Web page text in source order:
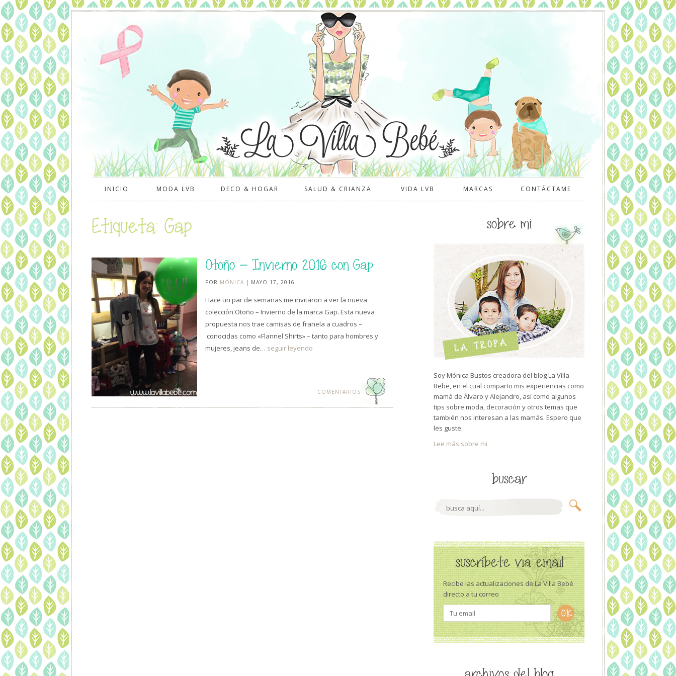
INICIO MODA LVB DECO & HOGAR SALUD & CRIANZA VIDA LVB MARCAS CONTÁCTAME
Etiqueta: Gap
Otoño – Invierno 2016 con Gap
POR MÓNICA | MAYO 17, 2016
Hace un par de semanas me invitaron a ver la nueva
colección Otoño – Invierno de la marca Gap. Esta nueva
propuesta nos trae camisas de franela a cuadros –
conocidas como «Flannel Shirts» – tanto para hombres y
mujeres, jeans de… seguir leyendo
COMENTARIOS
sobre mi
Soy Mónica Bustos creadora del blog La Villa
Bebe, en el cual comparto mis experiencias como
mamá de Álvaro y Alejandro, así como algunos
tips sobre moda, decoración y otros temas que
también nos interesan a las mamás. Espero que
les guste.
Lee más sobre mi
buscar
suscríbete via email
Recibe las actualizaciones de La Villa Bebé
directo a tu correo